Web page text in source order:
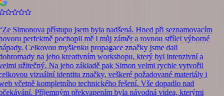
Ze Simonova přístupu jsem byla nadšená. Hned při seznamovacím
perfektně pochopil mě i můj záměr a rovnou střílel výborné
Celkovou myšlenku propagace značky jsme dali
na jeho kreativním workshopu, který byl intenzivní a
užitečný. Na jeho základě pak Simon velmi rychle vytvořil
vizuální identitu značky, veškeré požadované materiály i
včetně kompletního technického řešení. Vše dopadlo nad
Příjemným překvapením byla návodná videa, kterými